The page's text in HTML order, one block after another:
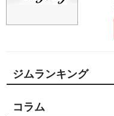
ジムランキング
コラム